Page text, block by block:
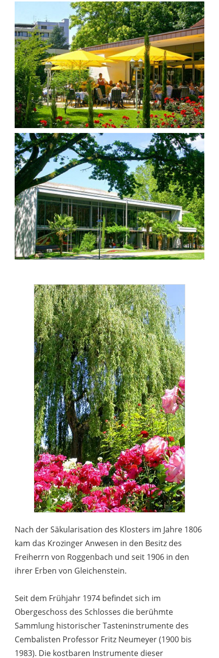
Nach der Säkularisation des Klosters im Jahre 1806
kam das Krozinger Anwesen in den Besitz des
Freiherrn von Roggenbach und seit 1906 in den
ihrer Erben von Gleichenstein.
Seit dem Frühjahr 1974 befindet sich im
Obergeschoss des Schlosses die berühmte
Sammlung historischer Tasteninstrumente des
Cembalisten Professor Fritz Neumeyer (1900 bis
1983). Die kostbaren Instrumente dieser